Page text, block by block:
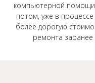
компьютерной помощи
потом, уже в
более дорогую
ремонта